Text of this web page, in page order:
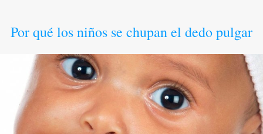
Por qué los niños se chupan el dedo pulgar